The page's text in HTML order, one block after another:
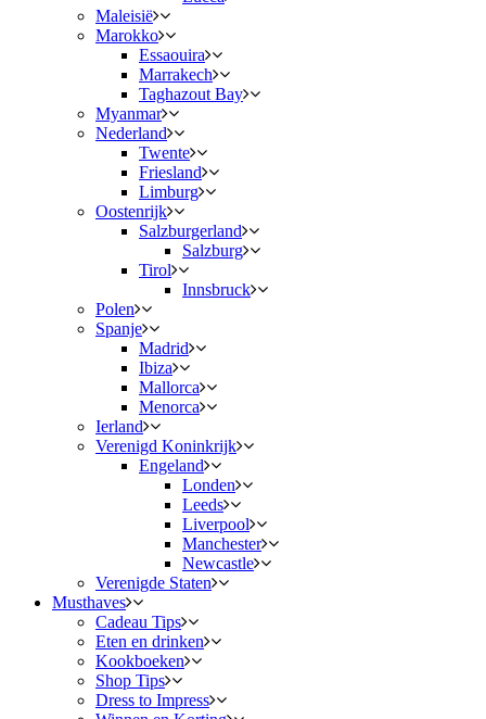
Maleisië
Marokko
Essaouira
Marrakech
Taghazout Bay
Myanmar
Nederland
Twente
Friesland
Limburg
Oostenrijk
Salzburgerland
Salzburg
Tirol
Innsbruck
Polen
Spanje
Madrid
Ibiza
Mallorca
Menorca
Ierland
Verenigd Koninkrijk
Engeland
Londen
Leeds
Liverpool
Manchester
Newcastle
Verenigde Staten
Musthaves
Cadeau Tips
Eten en drinken
Kookboeken
Shop Tips
Dress to Impress